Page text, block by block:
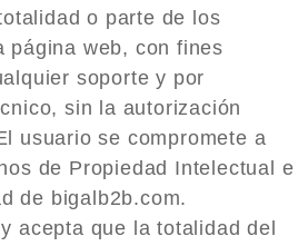
o parte de los
página web, con fines
soporte y por
sin la autorización
usuario se compromete a
de Propiedad Intelectual e
de bigalb2b.com.
acepta que la totalidad del